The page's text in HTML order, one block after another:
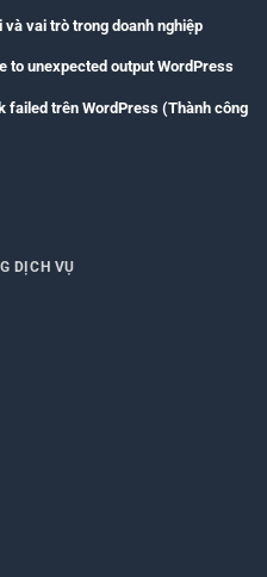
và vai trò trong doanh nghiệp
to unexpected output WordPress
failed trên WordPress (Thành công
DỊCH VỤ